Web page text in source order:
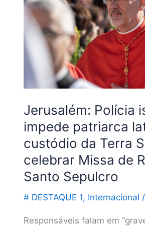
Jerusalém: Polícia
impede patriarca
custódio da Terra
celebrar Missa de
Santo Sepulcro
# DESTAQUE 1, Internacional
Responsáveis falam em
impede
patriarca
latino
e
custódio
Santa
de
celebrar
Missa
de
Ramos
no
Sepulcro